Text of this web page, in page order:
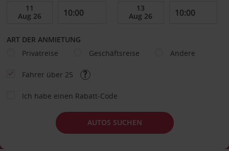
ART DER ANMIETUNG
Privatreise
Geschäftsreise Andere
Fahrer über 25
Ich habe einen Rabatt-Code
AUTOS SUCHEN